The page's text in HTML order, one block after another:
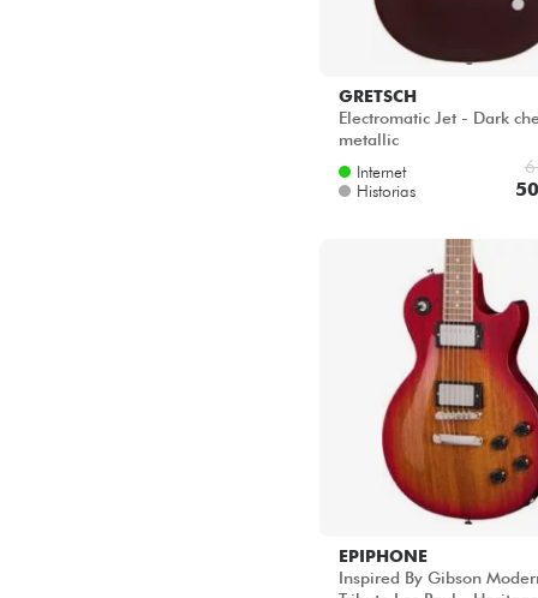
GRETSCH
Electromatic Jet - Dark
metallic
Internet
Historias
EPIPHONE
Inspired By Gibson